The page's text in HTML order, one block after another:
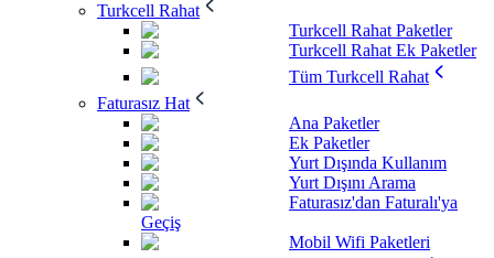
Turkcell Rahat
Turkcell Rahat Paketler
Turkcell Rahat Ek Paketler
Tüm Turkcell Rahat
Faturasız Hat
Ana Paketler
Ek Paketler
Yurt Dışında Kullanım
Yurt Dışını Arama
Faturasız'dan Faturalı'ya
Geçiş
Mobil Wifi Paketleri